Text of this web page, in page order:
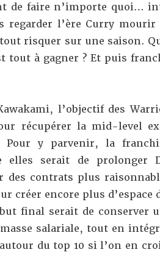
de faire n’importe quoi…
regarder l’ère Curry
risquer sur une saison.
tout à gagner ? Et puis
, l’objectif des
récupérer la mid-level
y parvenir, la
elles serait de prolonger
des contrats plus
créer encore plus d’espace
final serait de conserver
salariale, tout en
du top 10 si l’on en